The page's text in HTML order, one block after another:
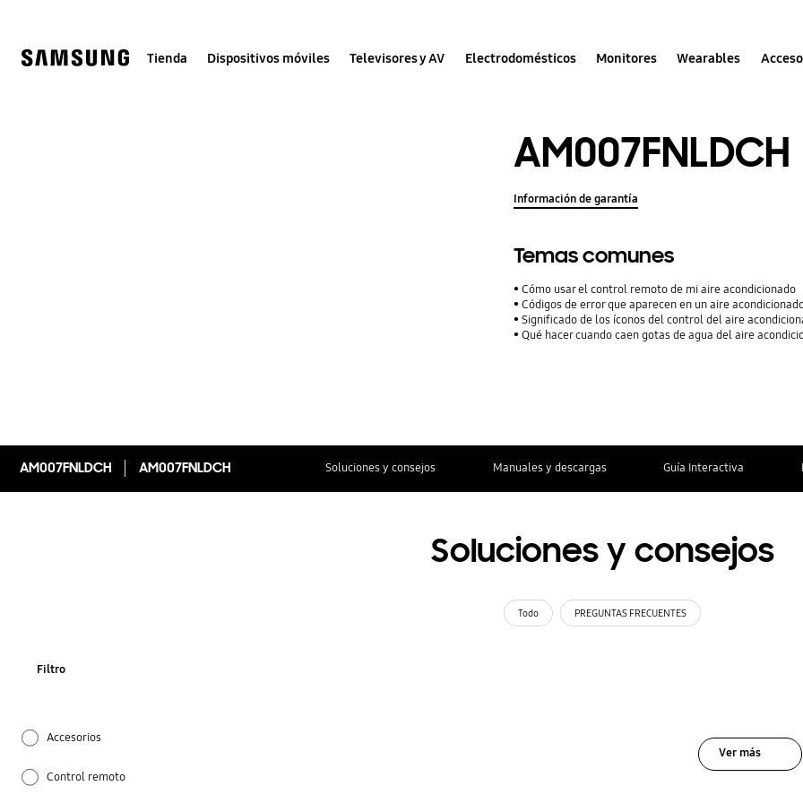
Tienda Dispositivos móviles Televisores y AV Electrodomésticos Monitores Wearables
AM007FNLDCH
Información de garantía
Temas comunes
Cómo usar el control remoto de mi aire acondicionado
Códigos de error que aparecen en un aire
Significado de los íconos del control del aire
Qué hacer cuando caen gotas de agua del aire
AM007FNLDCH AM007FNLDCH Soluciones y consejos Manuales y descargas Guía Interactiva
Soluciones y consejos
Todo PREGUNTAS FRECUENTES
Filtro
Accesorios
Control remoto
Ver más